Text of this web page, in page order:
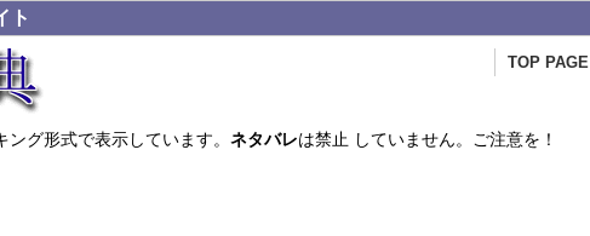
ト
TOP PAGE
グ形式で表示しています。 ネタバレは禁止 していません。ご注意を！